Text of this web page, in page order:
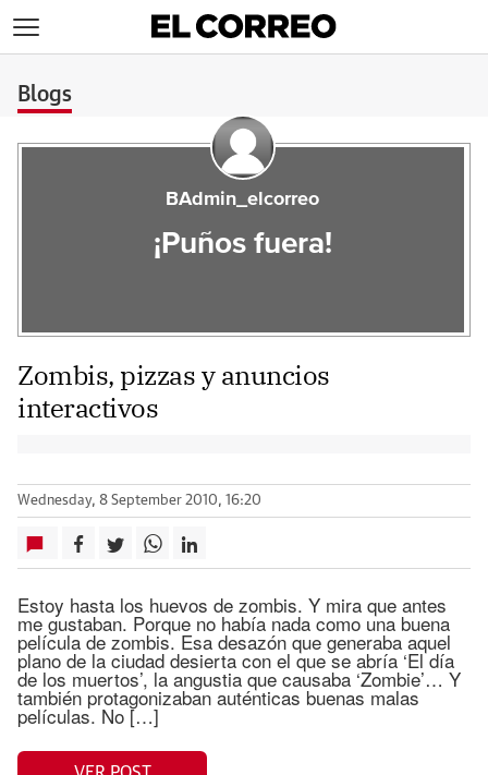
Blogs
BAdmin_elcorreo
¡Puños fuera!
Zombis, pizzas y anuncios
interactivos
Wednesday, 8 September 2010, 16:20
Estoy hasta los huevos de zombis. Y mira que antes
me gustaban. Porque no había nada como una buena
película de zombis. Esa desazón que generaba aquel
plano de la ciudad desierta con el que se abría ‘El día
de los muertos’, la angustia que causaba ‘Zombie’… Y
también protagonizaban auténticas buenas malas
películas. No […]